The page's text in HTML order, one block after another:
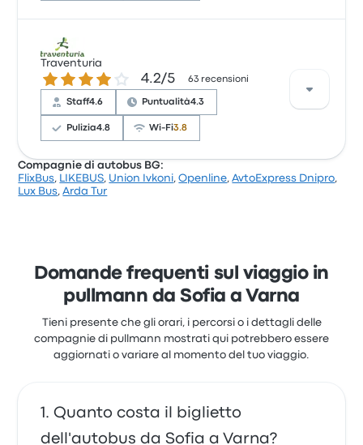
Sulla base di 497 recensioni, la compagnia è stata
valutata con 3.9 stelle su Busbud. I viaggiatori sono
rimasti particolarmente soddisfatti per la pulizia e
Infobus per questo viaggio partono da 29 €
Traventuria
4.2 su 5 stelle 4.2/5 63 recensioni
Staff4.6 Puntualità4.3
Pulizia4.8 Wi-Fi3.8
Sulla base di 63 recensioni, la compagnia è stata
Traventuria per questo viaggio partono da 34 €
Compagnie di autobus BG:
FlixBus, LIKEBUS, Union Ivkoni,Openline,AvtoExpress Dnipro,
Lux Bus,Arda Tur
Domande frequenti sul viaggio in
pullmann da Sofia a Varna
Tieni presente che gli orari, i percorsi o i dettagli delle
compagnie di pullmann mostrati qui potrebbero essere
aggiornati o variare al momento del tuo viaggio.
Quanto costa il biglietto
dell'autobus da Sofia a Varna?